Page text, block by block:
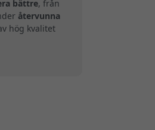
bättre, från
återvunna
hög kvalitet